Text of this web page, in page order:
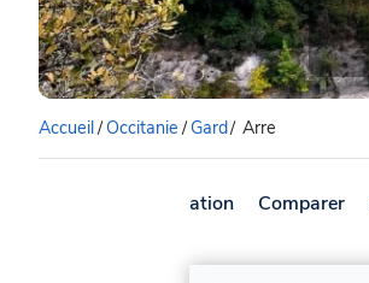
Accueil/Occitanie/Gard/ Arre
Présentation Comparer